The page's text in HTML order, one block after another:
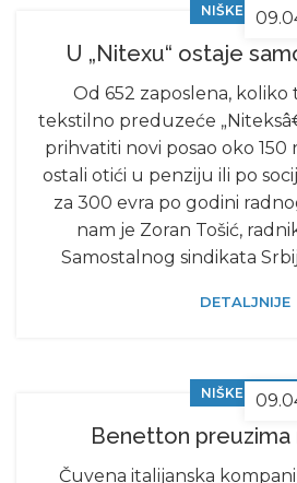
NIŠKE VESTI
U „Nitexu“ ostaje
Od 652 zaposlena,
tekstilno preduzeće
prihvatiti novi posao oko 150
ostali otići u penziju ili po
za 300 evra po godini
nam je Zoran Tošić,
Samostalnog sindikata
DETALJNIJE
NIŠKE VESTI
Benetton preuzima
Čuvena italijanska